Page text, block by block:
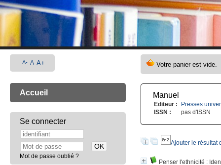
Manuel
Editeur :
Presses
ISSN :
pas d'ISSN
Ajouter le résultat
Penser l'ethnicité :
A- A A+
Accueil
Se connecter
Mot de passe oublié ?